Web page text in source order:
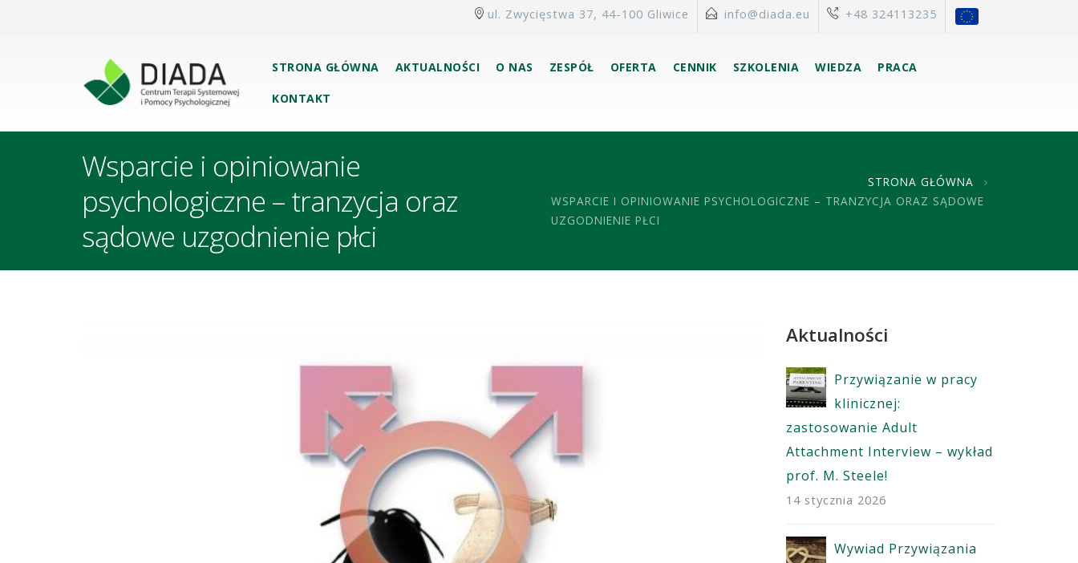
ul. Zwycięstwa 37, 44-100 Gliwice info@diada.eu +48 324113235
STRONA GŁÓWNA AKTUALNOŚCI O NAS ZESPÓŁ OFERTA CENNIK SZKOLENIA WIEDZA PRACA
KONTAKT
Wsparcie i opiniowanie
psychologiczne – tranzycja oraz
sądowe uzgodnienie płci
STRONA GŁÓWNA
WSPARCIE I OPINIOWANIE PSYCHOLOGICZNE – TRANZYCJA ORAZ SĄDOWE
UZGODNIENIE PŁCI
Aktualności
Przywiązanie w pracy
klinicznej:
zastosowanie Adult
Attachment Interview – wykład
prof. M. Steele!
14 stycznia 2026
Wywiad Przywiązania
młodzieży w formie pobytu
dziennego
Przywiązanie w pracy
klinicznej:
zastosowanie Adult
Attachment Interview – wykład
prof. M. Steele!
14 stycznia 2026
Wywiad Przywiązania